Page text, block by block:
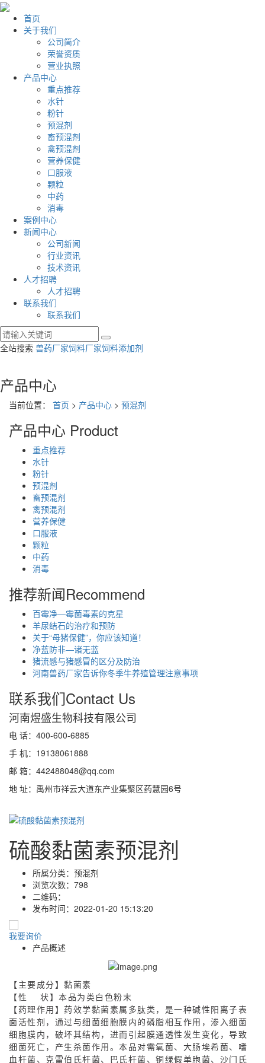
首页
关于我们
公司简介
荣誉资质
营业执照
产品中心
重点推荐
水针
粉针
预混剂
畜预混剂
禽预混剂
营养保健
口服液
颗粒
中药
消毒
案例中心
新闻中心
公司新闻
行业资讯
技术资讯
人才招聘
人才招聘
联系我们
联系我们
全站搜索 兽药厂家饲料厂家饲料添加剂
产品中心
当前位置： 首页 > 产品中心 > 预混剂
产品中心 Product
重点推荐
水针
粉针
预混剂
畜预混剂
禽预混剂
营养保健
口服液
颗粒
中药
消毒
推荐新闻Recommend
百霉净—霉菌毒素的克星
羊尿结石的治疗和预防
关于“母猪保健”，你应该知道！
净蓝防非—诸无蓝
猪流感与猪感冒的区分及防治
河南兽药厂家告诉你冬季牛养殖管理注意事项
联系我们Contact Us
河南煜盛生物科技有限公司
电 话：400-600-6885
手 机：19138061888
邮 箱：442488048@qq.com
地 址：禹州市祥云大道东产业集聚区药慧园6号
硫酸黏菌素预混剂
所属分类： 预混剂
浏览次数： 798
二维码：
发布时间： 2022-01-20 15:13:20
我要询价
产品概述
【主要成分】黏菌素
【性 状】本品为类白色粉末
【药理作用】药效学黏菌素属多肽类，是一种碱性阳离子表
面活性剂，通过与细菌细胞膜内的磷脂相互作用，渗入细菌
细胞膜内，破坏其结构，进而引起膜通透性发生变化，导致
细菌死亡，产生杀菌作用。本品对需氧菌、大肠埃希菌、嗜
血杆菌、克雷伯氏杆菌、巴氏杆菌、铜绿假单胞菌、沙门氏